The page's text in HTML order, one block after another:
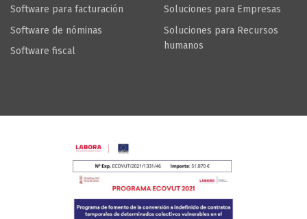
Software para facturación
Software de nóminas
Software fiscal
Soluciones para Empresas
Soluciones para Recursos
humanos